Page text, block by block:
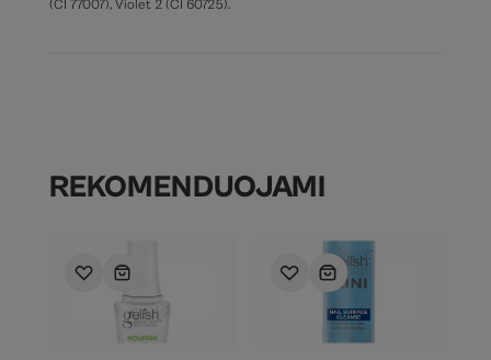
(CI 77007), Violet 2 (CI 60725).
REKOMENDUOJAMI